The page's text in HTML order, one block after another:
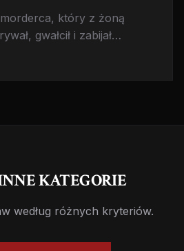
który z żoną
gwałcił i zabijał
KATEGORIE
według różnych kryteriów.